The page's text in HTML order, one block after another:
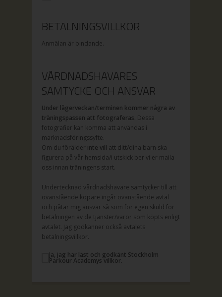
BETALNINGSVILLKOR
Anmälan är bindande.
VÅRDNADSHAVARES
SAMTYCKE OCH ANSVAR
Under lägerveckan/terminen kommer några av
träningspassen att fotograferas. Dessa
fotografier kan komma att användas i
marknadsföringssyfte.
Om du förälder inte vill att ditt/dina barn ska
figurera på vår hemsida/i utskick ber vi er maila
oss innan träningens start.
Undertecknad vårdnadshavare samtycker till att
ovanstående köpare ingår ovanstående avtal
och påtar mig ansvar så som för egen skuld för
betalningen av de tjänster/varor som köpts enligt
avtalet. Jag godkänner också avtalets
betalningsvillkor.
Ja, jag har läst och godkänt Stockholm
Parkour Academys villkor.